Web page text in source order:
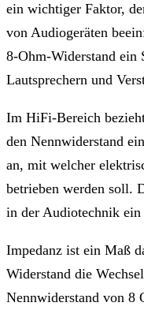
ein wichtiger Faktor,
von Audiogeräten
8-Ohm-Widerstand ein
Lautsprechern und
Im HiFi-Bereich
den Nennwiderstand
an, mit welcher
betrieben werden soll.
in der Audiotechnik
Impedanz ist ein Maß
Widerstand die
Nennwiderstand von 8